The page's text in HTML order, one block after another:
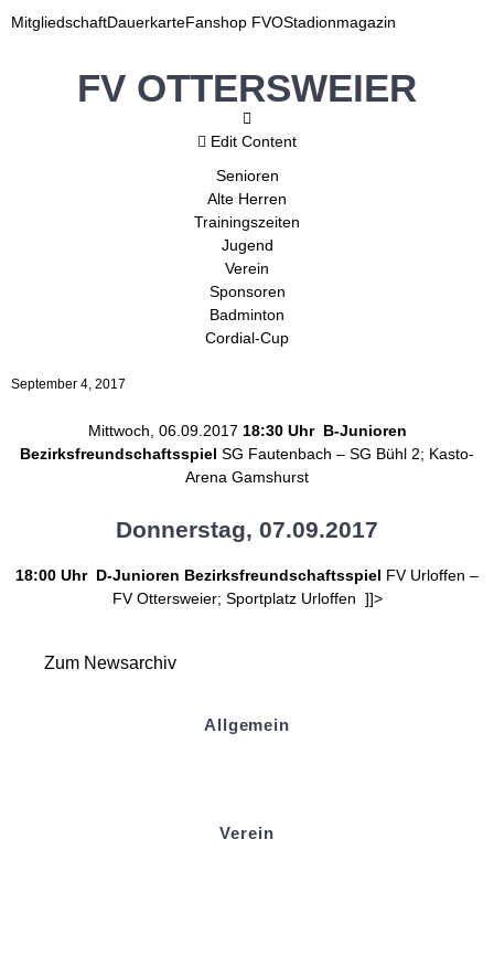
MitgliedschaftDauerkarteFanshop FVOStadionmagazin
FV OTTERSWEIER
Edit Content
Senioren
Alte Herren
Trainingszeiten
Jugend
Verein
Sponsoren
Badminton
Cordial-Cup
September 4, 2017
Mittwoch, 06.09.2017 18:30 Uhr B-Junioren
Bezirksfreundschaftsspiel SG Fautenbach – SG Bühl 2; Kasto-
Arena Gamshurst
Donnerstag, 07.09.2017
18:00 Uhr D-Junioren Bezirksfreundschaftsspiel FV Urloffen –
FV Ottersweier; Sportplatz Urloffen ]]>
Zum Newsarchiv
Allgemein
Verein